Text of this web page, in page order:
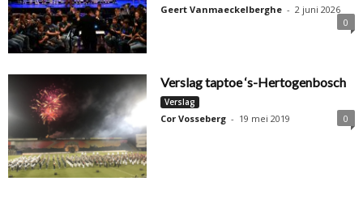
Geert Vanmaeckelberghe - 2 juni 2026
0
Verslag taptoe ‘s-Hertogenbosch
Verslag
Cor Vosseberg - 19 mei 2019 0